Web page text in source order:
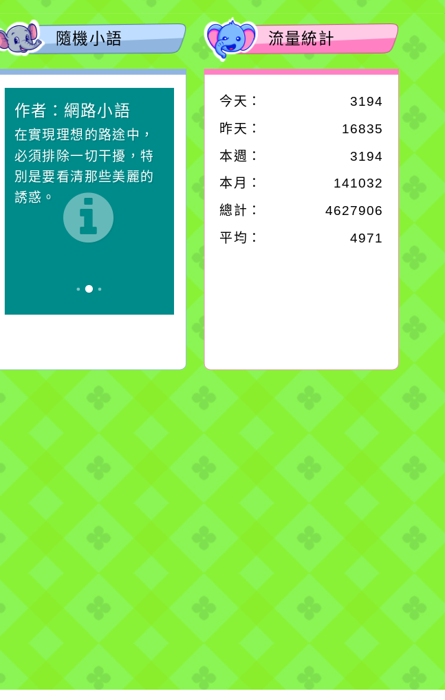
隨機小語
作者：網路小語
在實現理想的路途中，
必須排除一切干擾，特
別是要看清那些美麗的
誘惑。
作者：網路小語
生活是一面鏡子。你對
它笑，它就對你笑；你
對它哭，它也對你哭。
流量統計
今天： 3194
昨天： 16835
本週： 3194
本月： 141032
總計：
4627906
平均：
4971